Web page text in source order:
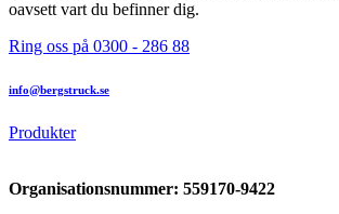
oavsett vart du befinner dig.
Ring oss på 0300 - 286 88
info@bergstruck.se
Produkter
Organisationsnummer: 559170-9422